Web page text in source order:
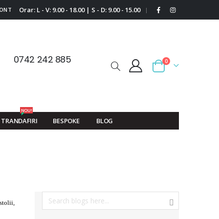
Orar: L - V: 9.00 - 18.00 | S - D: 9.00 - 15.00 |
0742 242 885
Cart
0
TRANDAFIRI
NOU!
BESPOKE BLOG